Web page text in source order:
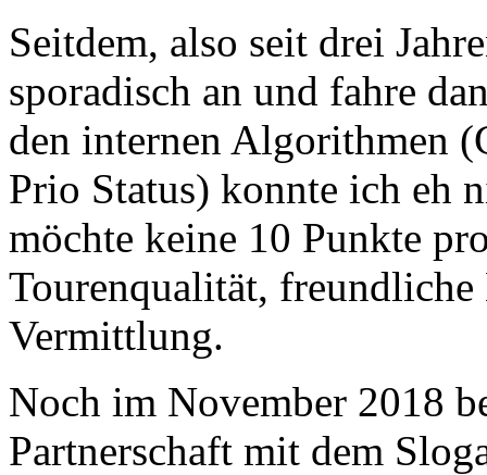
Seitdem, also seit drei
sporadisch an und fahre
den internen Algorithmen
Prio Status) konnte ich eh
möchte keine 10 Punkte
Tourenqualität, freundliche
Vermittlung.
Noch im November 2018
Partnerschaft mit dem